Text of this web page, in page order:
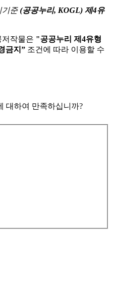
기준 (공공누리, KOGL) 제4유
작물은 "공공누리 제4유형
금지” 조건에 따라 이용할 수
대하여 만족하십니까?